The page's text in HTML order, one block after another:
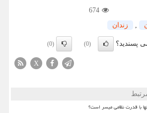
674
, زندان
پسندید؟ (0)
(0)
X
با قدرت نظامی میسر است؟